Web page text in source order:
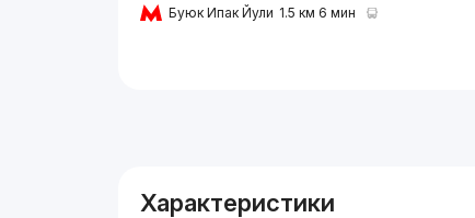
Буюк Ипак Йули 1.5 км 6 мин
Характеристики